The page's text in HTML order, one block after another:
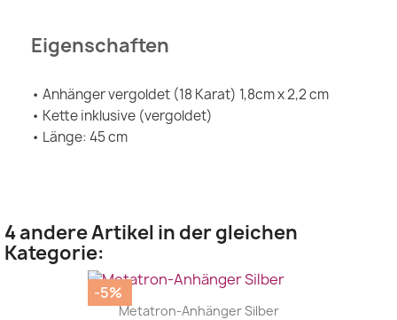
Eigenschaften
• Anhänger vergoldet (18 Karat) 1,8cm x 2,2 cm
• Kette inklusive (vergoldet)
• Länge: 45 cm
4 andere Artikel in der gleichen
Kategorie:
Metatron-Anhänger Silber
-5%